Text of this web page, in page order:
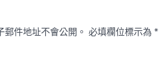
件地址不會公開。 必填欄位標示為*